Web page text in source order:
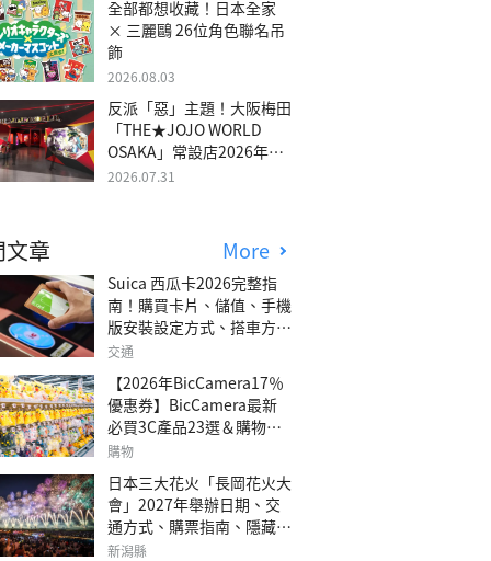
全部都想收藏！日本全家
× 三麗鷗 26位角色聯名吊
飾
2026.08.03
反派「惡」主題！大阪梅田
「THE★JOJO WORLD
OSAKA」常設店2026年冬
季開幕
2026.07.31
章 More
Suica 西瓜卡2026完整指
南！購買卡片、儲值、手機
版安裝設定方式、搭車方
法、常見問題解答！
交通
【2026年BicCamera17％
優惠券】BicCamera最新
必買3C產品23選＆購物攻
略
購物
日本三大花火「長岡花火大
會」2027年舉辦日期、交
通方式、購票指南、隱藏欣
賞地點
新潟縣